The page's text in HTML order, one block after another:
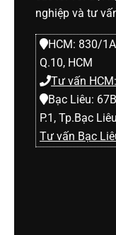
ạ
i
d
i
nghiệp và tư
HCM: 830/
Q.10, HCM
Tư vấn
Bạc Liêu:
P.1, Tp.Bạc Liêu
Tư vấn Bạc